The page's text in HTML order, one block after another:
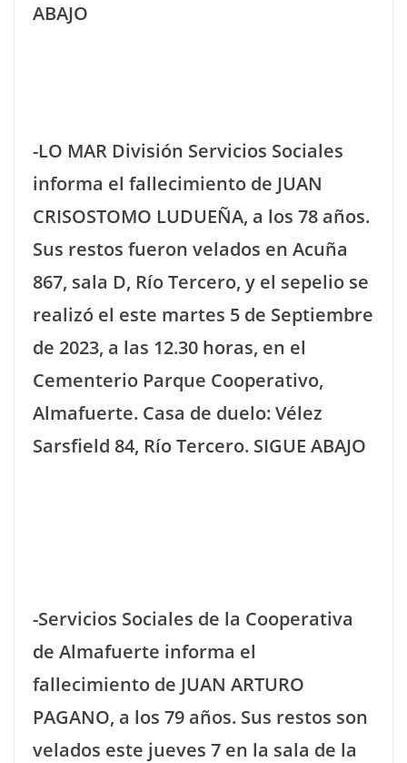
ABAJO
-LO MAR División Servicios Sociales
informa el fallecimiento de JUAN
CRISOSTOMO LUDUEÑA, a los 78 años.
Sus restos fueron velados en Acuña
867, sala D, Río Tercero, y el sepelio se
realizó el este martes 5 de Septiembre
de 2023, a las 12.30 horas, en el
Cementerio Parque Cooperativo,
Almafuerte. Casa de duelo: Vélez
Sarsfield 84, Río Tercero. SIGUE ABAJO
-Servicios Sociales de la Cooperativa
de Almafuerte informa el
fallecimiento de JUAN ARTURO
PAGANO, a los 79 años. Sus restos son
velados este jueves 7 en la sala de la